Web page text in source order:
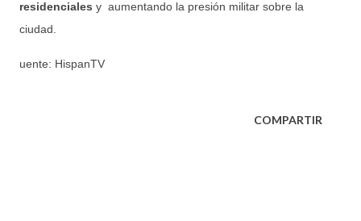
residenciales y aumentando la presión militar sobre la
ciudad.
uente: HispanTV
COMPARTIR